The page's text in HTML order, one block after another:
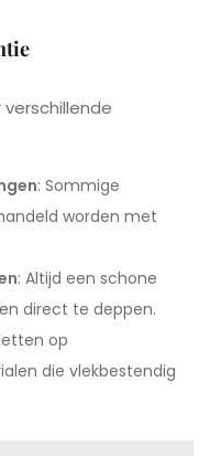
: Sommige
worden met
: Altijd een schone
direct te deppen.
op
die vlekbestendig